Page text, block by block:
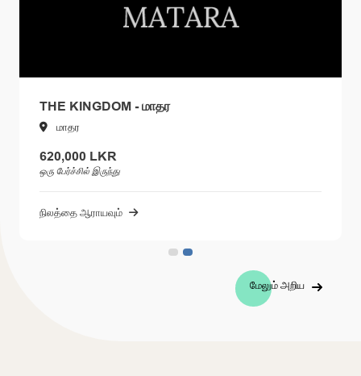
THE KINGDOM - மாதர
மாதர
620,000 LKR
ஒரு பேர்ச்சில் இருந்து
நிலத்தை ஆராயவும்
மேலும் அறிய